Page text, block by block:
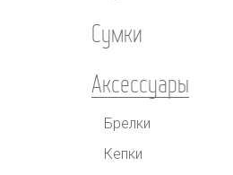
Сумки
Аксессуары
Брелки
Кепки